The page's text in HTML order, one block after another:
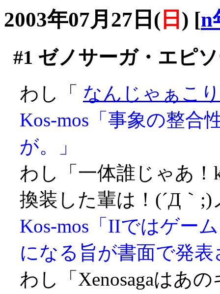
2003年07月27日( 日 ) [n
#1 ゼノサーガ・エピ
わし「 なんじゃぁこ
Kos-mos「事象の整合
が。」
わし「一体誰じゃあ！
換装した輩は！(´Д｀;)
Kos-mos「IIではゲー
になる旨が書面で発
わし「Xenosagaはあ